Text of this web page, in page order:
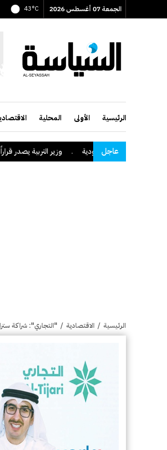
الجمعة 07 أغسطس 2026 43°C
الرئيسية الأولى المحلية
عاجل وزير التربية يصدر قراراً بإلغاء
الرئيسية / الاقتصادية / "التجاري": شراكة